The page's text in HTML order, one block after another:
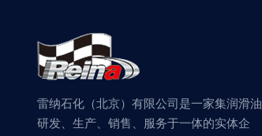
雷纳石化（北京）有限公司是一家集润滑油
研发、生产、销售、服务于一体的实体企